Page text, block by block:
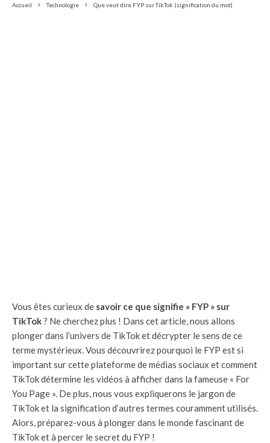
Accueil Technologie Que veut dire FYP sur TikTok (signification du mot)
Vous êtes curieux de savoir ce que signifie « FYP » sur
TikTok? Ne cherchez plus ! Dans cet article, nous allons
plonger dans l’univers de TikTok et décrypter le sens de ce
terme mystérieux. Vous découvrirez pourquoi le FYP est si
important sur cette plateforme de médias sociaux et comment
TikTok détermine les vidéos à afficher dans la fameuse « For
You Page ». De plus, nous vous expliquerons le jargon de
TikTok et la signification d’autres termes couramment utilisés.
Alors, préparez-vous à plonger dans le monde fascinant de
TikTok et à percer le secret du FYP !